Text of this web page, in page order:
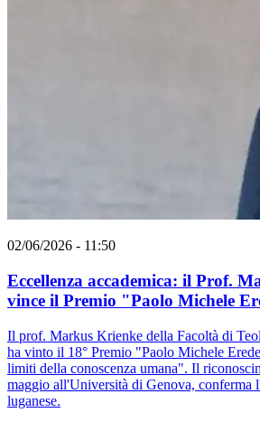
02/06/2026 - 11:50
Eccellenza accademica: il Prof.
vince il Premio "Paolo Michele
Il prof. Markus Krienke della Facoltà di
ha vinto il 18° Premio "Paolo Michele
limiti della conoscenza umana". Il
maggio all'Università di Genova, conferma
luganese.